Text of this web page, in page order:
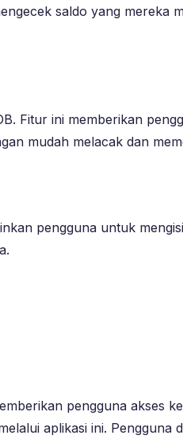
saldo yang mereka
Fitur ini memberikan
mudah melacak dan
pengguna untuk
pengguna akses
aplikasi ini. Pengguna